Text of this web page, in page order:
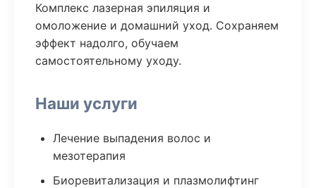
Комплекс лазерная эпиляция и
омоложение и домашний уход. Сохраняем
эффект надолго, обучаем
самостоятельному уходу.
Наши услуги
Лечение выпадения волос и
мезотерапия
Биоревитализация и плазмолифтинг